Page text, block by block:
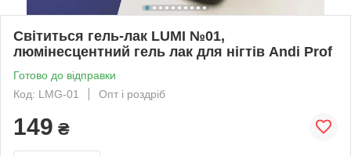
Світиться гель-лак LUMI №01,
люмінесцентний гель лак для нігтів Andi Prof
Готово до відправки
Код: LMG-01
Опт і роздріб
149 ₴